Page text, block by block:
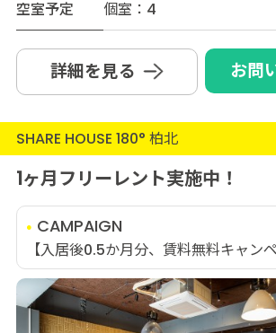
空室予定
個室：4
詳細を見る お問
SHARE HOUSE 180° 柏北
1ヶ月フリーレント実施中！
CAMPAIGN
【入居後0.5か月分、賃料無料キャン